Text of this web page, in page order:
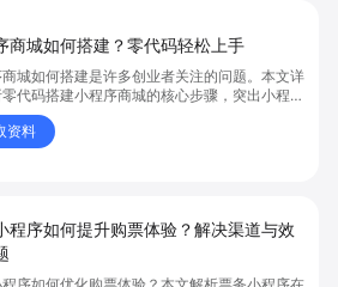
商城如何搭建？零代码轻松上手
城如何搭建是许多创业者关注的问题。本文详
代码搭建小程序商城的核心步骤，突出小程序
商城搭建与零代码开店优势，帮助你轻松实现商
全渠道销售及高效会员运营，快速开启线上卖
式。点击获取详细操作指南！
资料
程序如何提升购票体验？解决渠道与效